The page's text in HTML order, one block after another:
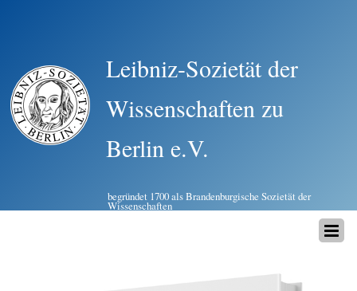
Leibniz-Sozietät der
Wissenschaften zu
Berlin e.V.
begründet 1700 als Brandenburgische Sozietät der
Wissenschaften